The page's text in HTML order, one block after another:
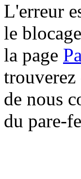
L'erreur
le
la page
de nous
du pare-